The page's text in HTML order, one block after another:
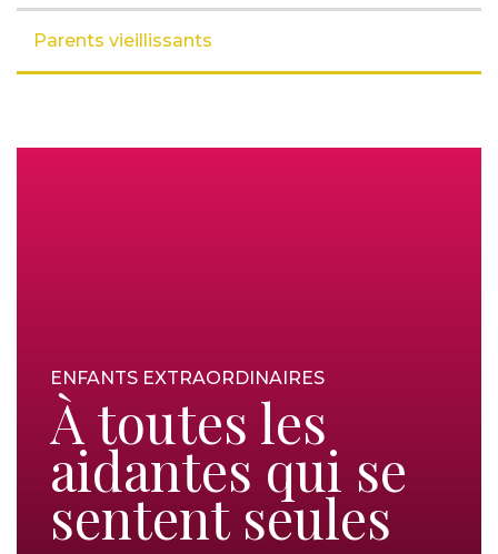
Parents vieillissants
ENFANTS EXTRAORDINAIRES
À toutes les
aidantes qui se
sentent seules